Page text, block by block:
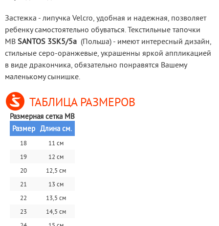
Застежка - липучка Velcro, удобная и надежная, позволяет
ребенку самостоятельно обуваться. Текстильные тапочки
MB SANTOS 3SK5/5a (Польша) - имеют интересный дизайн,
стильные cеро-оранжевые, украшенны яркой аппликацией
в виде дракончика, обязательно понравятся Вашему
маленькому сынишке.
ТАБЛИЦА РАЗМЕРОВ
Размерная сетка MB
Размер Длина см.
18
11 см
19
12 см
20
12,5 см
21
13 см
22
13,5 см
23
14,5 см